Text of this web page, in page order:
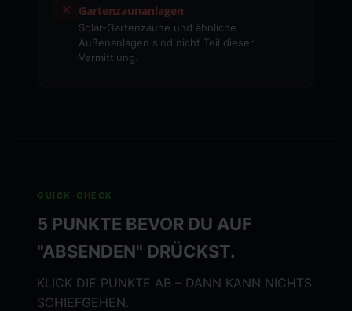
✕ Gartenzaunanlagen
Solar-Gartenzäune und ähnliche
Außenanlagen sind nicht Teil dieser
Vermittlung.
QUICK-CHECK
5 PUNKTE BEVOR DU AUF
"ABSENDEN" DRÜCKST.
KLICK DIE PUNKTE AB – DANN KANN NICHTS
SCHIEFGEHEN.